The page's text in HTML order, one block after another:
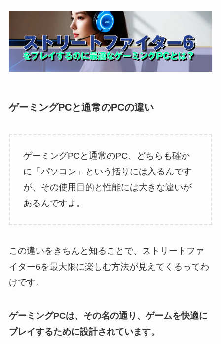
ゲーミングPCと通常のPCの違い
ゲーミングPCと通常のPC、どちらも確か
に「パソコン」という括りには入るんです
が、その使用目的と性能には大きな違いが
あるんですよ。
この違いをきちんと知ることで、ストリートファ
イター6を最大限に楽しむ方法が見えてくるってわ
けです。
ゲーミングPCは、その名の通り、ゲームを快適に
プレイするために設計されています。